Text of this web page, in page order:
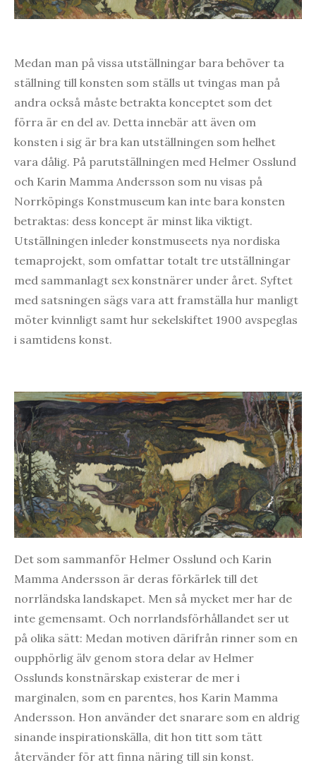
Medan man på vissa utställningar bara behöver ta
ställning till konsten som ställs ut tvingas man på
andra också måste betrakta konceptet som det
förra är en del av. Detta innebär att även om
konsten i sig är bra kan utställningen som helhet
vara dålig. På parutställningen med Helmer Osslund
och Karin Mamma Andersson som nu visas på
Norrköpings Konstmuseum kan inte bara konsten
betraktas: dess koncept är minst lika viktigt.
Utställningen inleder konstmuseets nya nordiska
temaprojekt, som omfattar totalt tre utställningar
med sammanlagt sex konstnärer under året. Syftet
med satsningen sägs vara att framställa hur manligt
möter kvinnligt samt hur sekelskiftet 1900 avspeglas
i samtidens konst.
Det som sammanför Helmer Osslund och Karin
Mamma Andersson är deras förkärlek till det
norrländska landskapet. Men så mycket mer har de
inte gemensamt. Och norrlandsförhållandet ser ut
på olika sätt: Medan motiven därifrån rinner som en
oupphörlig älv genom stora delar av Helmer
Osslunds konstnärskap existerar de mer i
marginalen, som en parentes, hos Karin Mamma
Andersson. Hon använder det snarare som en aldrig
sinande inspirationskälla, dit hon titt som tätt
återvänder för att finna näring till sin konst.